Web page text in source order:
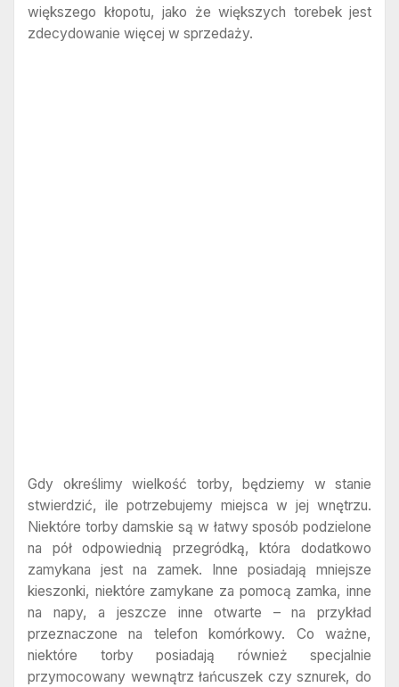
większego kłopotu, jako że większych torebek jest
zdecydowanie więcej w sprzedaży.
Gdy określimy wielkość torby, będziemy w stanie
stwierdzić, ile potrzebujemy miejsca w jej wnętrzu.
Niektóre torby damskie są w łatwy sposób podzielone
na pół odpowiednią przegródką, która dodatkowo
zamykana jest na zamek. Inne posiadają mniejsze
kieszonki, niektóre zamykane za pomocą zamka, inne
na napy, a jeszcze inne otwarte – na przykład
przeznaczone na telefon komórkowy. Co ważne,
niektóre torby posiadają również specjalnie
przymocowany wewnątrz łańcuszek czy sznurek, do